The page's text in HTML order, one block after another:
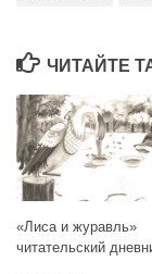
ЧИТАЙТЕ
«Лиса и журавль»
читательский